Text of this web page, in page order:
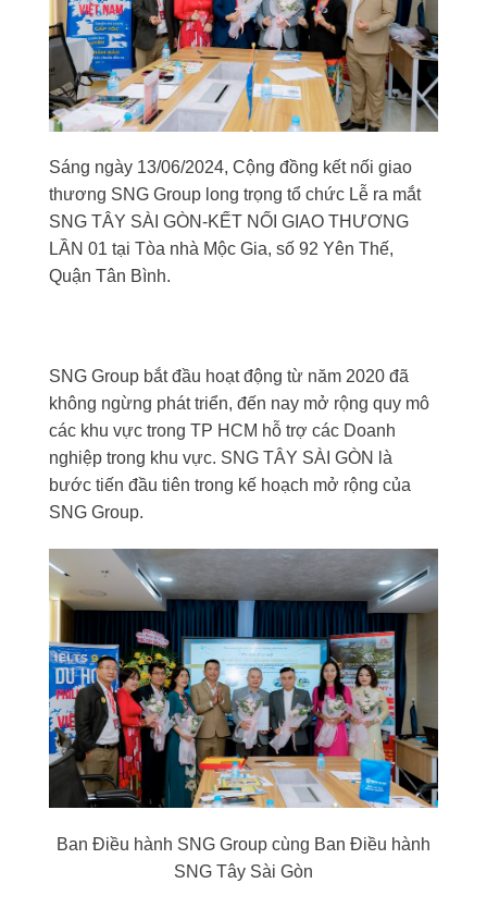
Sáng ngày 13/06/2024, Cộng đồng kết nối giao
thương SNG Group long trọng tổ chức Lễ ra mắt
SNG TÂY SÀI GÒN-KẾT NỐI GIAO THƯƠNG
LẦN 01 tại Tòa nhà Mộc Gia, số 92 Yên Thế,
Quận Tân Bình.
SNG Group bắt đầu hoạt động từ năm 2020 đã
không ngừng phát triển, đến nay mở rộng quy mô
các khu vực trong TP HCM hỗ trợ các Doanh
nghiệp trong khu vực. SNG TÂY SÀI GÒN là
bước tiến đầu tiên trong kế hoạch mở rộng của
SNG Group.
Ban Điều hành SNG Group cùng Ban Điều hành
SNG Tây Sài Gòn